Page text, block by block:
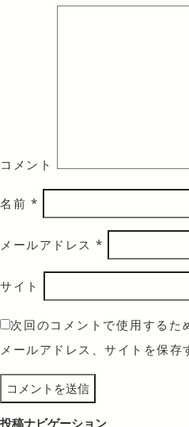
コメント
名前 *
メールアドレス *
サイト
次回のコメントで使用するた
メールアドレス、サイトを保存
投稿ナビゲーション